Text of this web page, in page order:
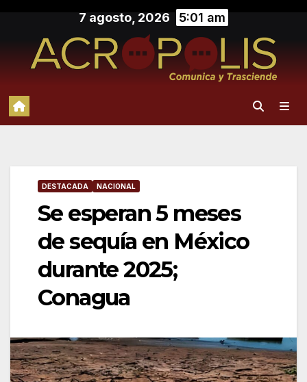
contenido
7 agosto, 2026 5:01 am
DESTACADA NACIONAL
Se esperan 5 meses
de sequía en México
durante 2025;
Conagua